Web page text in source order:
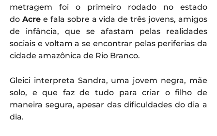
metragem foi o primeiro rodado no estado
do Acree fala sobre a vida de três jovens, amigos
de infância, que se afastam pelas realidades
sociais e voltam a se encontrar pelas periferias da
cidade amazônica de Rio Branco.
Gleici interpreta Sandra, uma jovem negra, mãe
solo, e que faz de tudo para criar o filho de
maneira segura, apesar das dificuldades do dia a
dia.